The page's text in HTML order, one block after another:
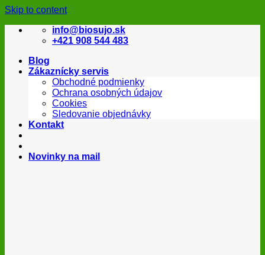
Skip to content
info@biosujo.sk
+421 908 544 483
Blog
Zákaznícky servis
Obchodné podmienky
Ochrana osobných údajov
Cookies
Sledovanie objednávky
Kontakt
Novinky na mail